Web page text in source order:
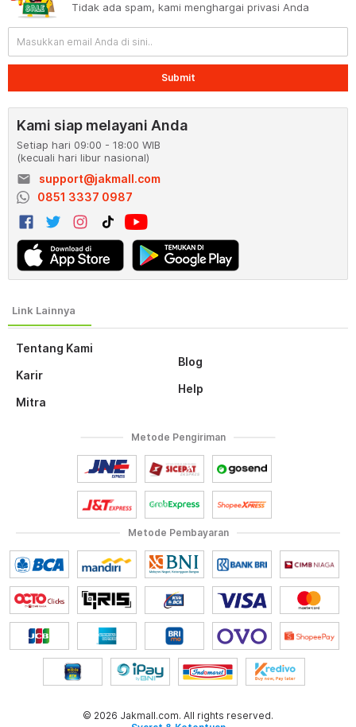
Tentang Kami
Karir
Mitra
Blog
Help
Tidak ada spam, kami menghargai privasi Anda
Submit
Kami siap melayani Anda
Setiap hari 09:00 - 18:00 WIB
(kecuali hari libur nasional)
email
support@jakmall.com
0851 3337 0987
Metode Pembayaran
Metode Pengiriman
© 2026 Jakmall.com. All rights reserved.